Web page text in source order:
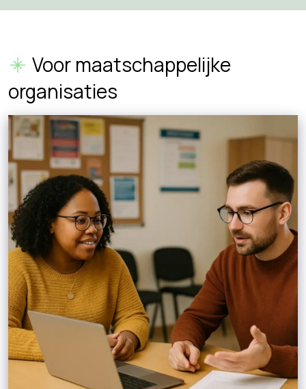
Voor maatschappelijke
organisaties